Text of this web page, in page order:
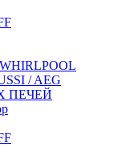
/ AEG
ПЕЧЕЙ